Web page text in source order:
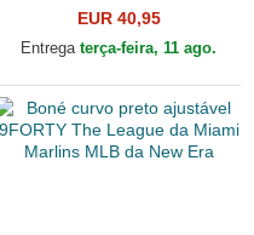
Precurved Hardwood
Classics da Golden State...
EUR 40,95
Entrega terça-feira, 11 ago.